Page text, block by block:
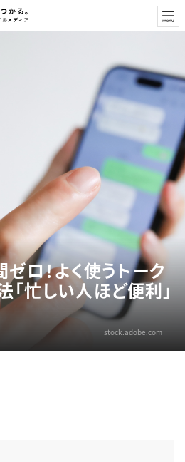
ゼロ！よく使うトーク
「忙しい人ほど便利」
stock.adobe.com